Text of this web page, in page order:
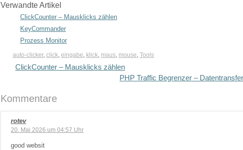
Verwandte Artikel
ClickCounter – Mausklicks zählen
KeyCommander
Prozess Monitor
auto-clicker, click, eingabe, klick, maus, mouse, Tools
ClickCounter – Mausklicks zählen
PHP Traffic Begrenzer –
Kommentare
rotev
20. Mai 2026 um 04:57 Uhr
good websit